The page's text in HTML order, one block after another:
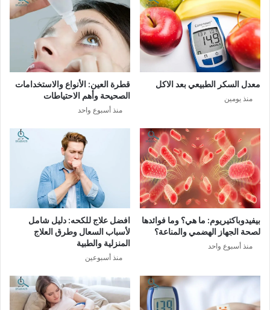
معدل السكر الطبيعي بعد الاكل
منذ يومين
قطرة العين: الأنواع والاستخدامات
الصحيحة وأهم الاحتياطات
منذ أسبوع واحد
بيفيدوباكتيريوم: ما هي؟ وما فوائدها
لصحة الجهاز الهضمي والمناعة؟
منذ أسبوع واحد
افضل علاج للكحه: دليل شامل
لأسباب السعال وطرق العلاج
المنزلية والطبية
منذ أسبوعين